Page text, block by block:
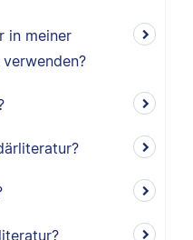
in meiner